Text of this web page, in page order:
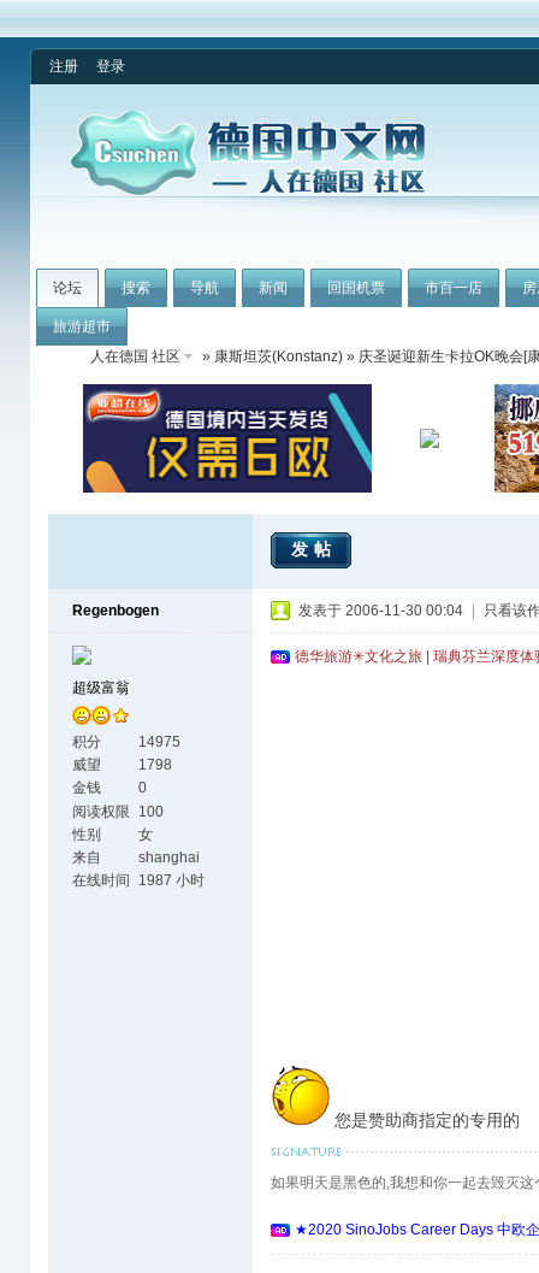
注册 登录
论坛 搜索 导航 新闻 回国机票 市百一店
旅游超市
人在德国 社区
» 康斯坦茨(Konstanz) » 庆圣诞迎新生卡拉OK晚会[
发帖
Regenbogen
超级富翁
积分
14975
威望
1798
金钱
0
阅读权限
100
性别
女
来自
shanghai
在线时间
1987 小时
发表于 2006-11-30 00:04 只看该
德华旅游✳文化之旅 | 瑞典芬兰深度
您是赞助商指定的专用的
如果明天是黑色的,我想和你一起去毁灭这
★2020 SinoJobs Career Days 中欧